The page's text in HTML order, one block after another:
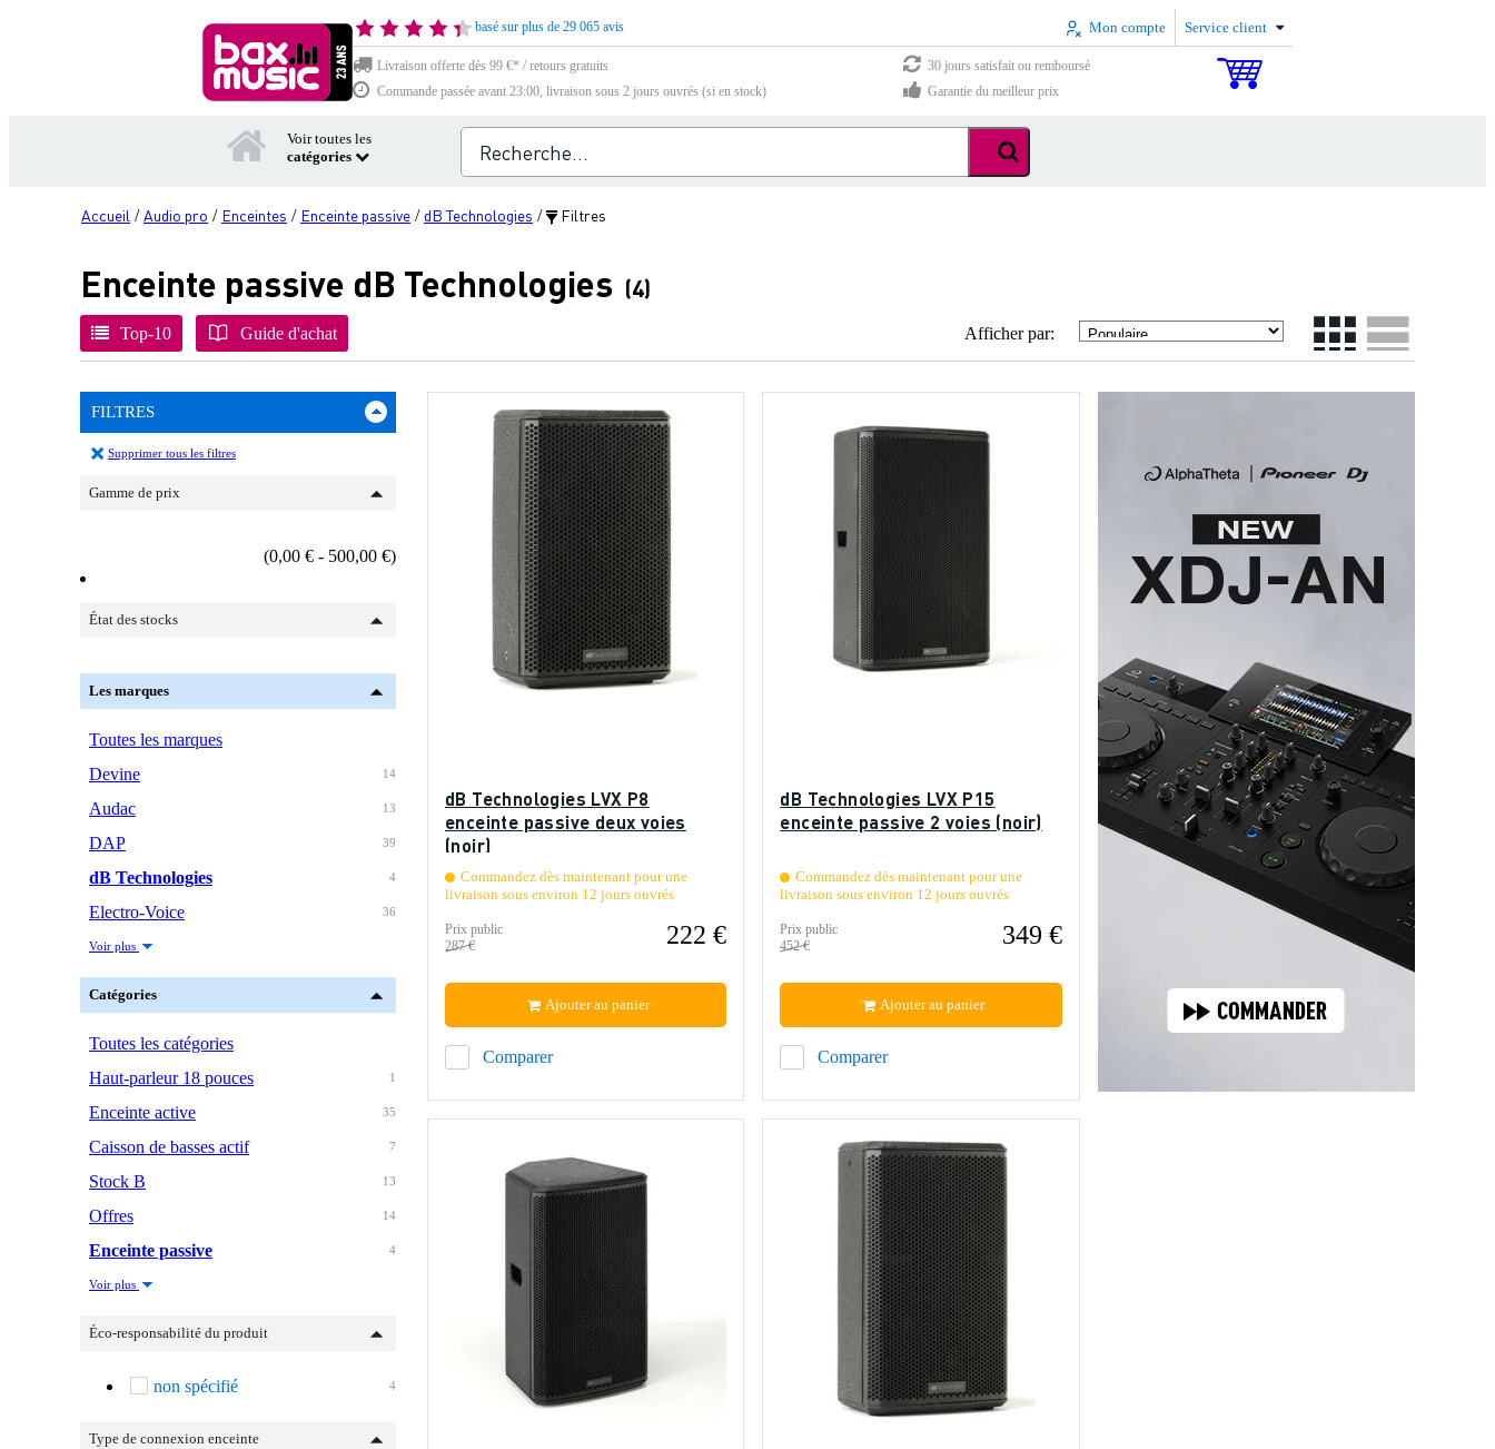
basé sur plus de 29 065 avis Mon compte Service client
Livraison offerte dès 99 €* / retours gratuits
30 jours satisfait ou remboursé
Commande passée avant 23:00, livraison sous 2 jours ouvrés (si en stock)
Garantie du meilleur prix
Voir toutes les
catégories
Accueil /Audio pro / Enceintes / Enceinte passive / dB Technologies / Filtres
Enceinte passive dB Technologies (4)
Top-10 Guide d'achat Afficher par:
FILTRES
Supprimer tous les filtres
Gamme de prix
(0,00 € - 500,00 €)
État des stocks
Les marques
Toutes les marques
14
Devine
13
Audac
39
DAP
4
dB Technologies
36
Electro-Voice
Voir plus
Catégories
Toutes les catégories
1
Haut-parleur 18 pouces
35
Enceinte active
7
Caisson de basses actif
13
Stock B
14
Offres
4
Enceinte passive
Voir plus
Éco-responsabilité du produit
4
non spécifié
Type de connexion enceinte
dB Technologies LVX P8
enceinte passive deux voies
(noir)
Commandez dès maintenant pour une
livraison sous environ 12 jours ouvrés
Prix public
287 €
222 €
Comparer
Ajouter au panier
dB Technologies LVX P15
enceinte passive 2 voies (noir)
Commandez dès maintenant pour une
livraison sous environ 12 jours ouvrés
Prix public
452 €
349 €
Comparer
Ajouter au panier